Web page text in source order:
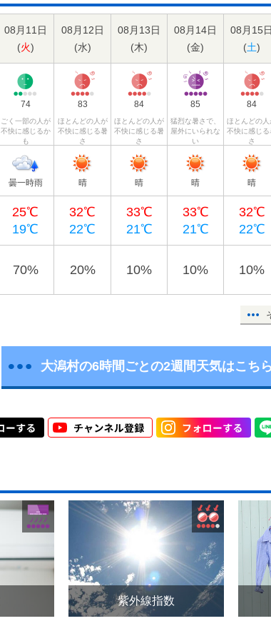
08月11日
(火)
08月12日
(水)
08月13日
(木)
08月14日
(金)
08月15日
(土)
74
ごく一部の人が
不快に感じるか
も
83
ほとんどの人が
不快に感じる暑
さ
84
ほとんどの人が
不快に感じる暑
さ
85
猛烈な暑さで、
屋外にいられな
い
84
ほとんどの人
不快に感じる
さ
曇一時雨 晴 晴 晴 晴
25℃
19℃
32℃
22℃
33℃
21℃
33℃
21℃
32℃
22℃
70% 20% 10% 10% 10%
大潟村の6時間ごとの2週間天気はこちら
紫外線指数